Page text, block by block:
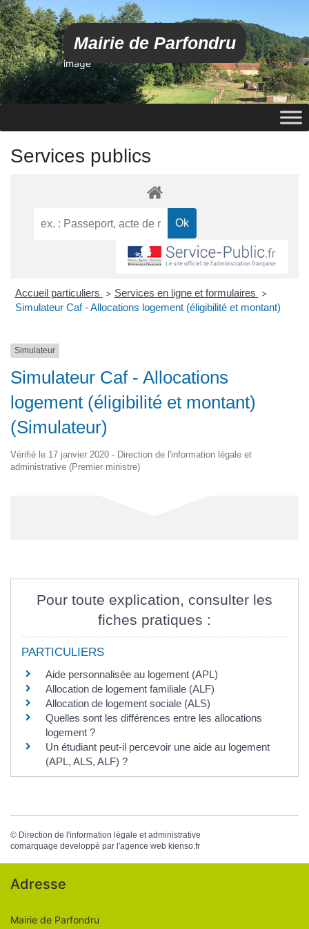
Mairie de Parfondru
image
Services publics
Accueil particuliers > Services en ligne et formulaires >
Simulateur Caf - Allocations logement (éligibilité et montant)
Simulateur
Simulateur Caf - Allocations
logement (éligibilité et montant)
(Simulateur)
Vérifié le 17 janvier 2020 - Direction de l'information légale et
administrative (Premier ministre)
Pour toute explication, consulter les
fiches pratiques :
PARTICULIERS
Aide personnalisée au logement (APL)
Allocation de logement familiale (ALF)
Allocation de logement sociale (ALS)
Quelles sont les différences entre les allocations
logement ?
Un étudiant peut-il percevoir une aide au logement
(APL, ALS, ALF) ?
© Direction de l'information légale et administrative
comarquage developpé par l'agence web kienso.fr
Adresse
Mairie de Parfondru